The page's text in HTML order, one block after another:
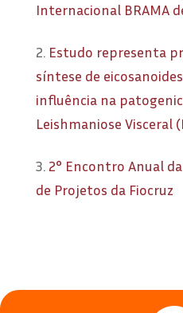
Internacional BRAMA
2. Estudo representa
síntese de
influência na
Leishmaniose Visceral
3. 2° Encontro Anual
de Projetos da Fiocruz